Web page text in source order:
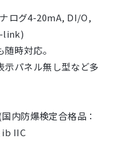
ログ4-20mA, DI/O,
link)
時対応。
示パネル無し型など多
内防爆検定合格品：
ib IIC